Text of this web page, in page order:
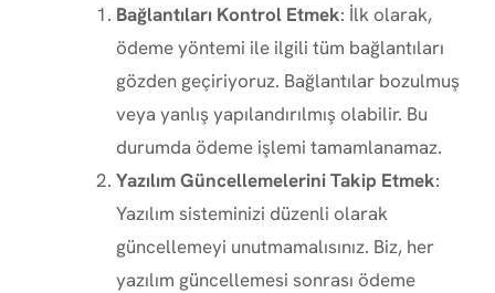
Bağlantıları Kontrol Etmek: İlk olarak,
ödeme yöntemi ile ilgili tüm bağlantıları
gözden geçiriyoruz. Bağlantılar bozulmuş
veya yanlış yapılandırılmış olabilir. Bu
durumda ödeme işlemi tamamlanamaz.
Yazılım Güncellemelerini Takip Etmek:
Yazılım sisteminizi düzenli olarak
güncellemeyi unutmamalısınız. Biz, her
yazılım güncellemesi sonrası ödeme